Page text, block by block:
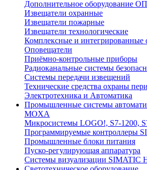
Дополнительное оборудование
Извещатели охранные
Извещатели пожарные
Извещатели технологические
Комплексные и интегрированные
Оповещатели
Приёмно-контрольные приборы
Радиоканальные системы
Системы передачи извещений
Технические средства охраны
Электротехника и Автоматика
Промышленные системы
MOXA
Микросистемы LOGO!, S7-1200,
Программируемые контроллеры
Промышленные блоки питания
Пуско-регулирующая аппаратура
Системы визуализации SIMATIC